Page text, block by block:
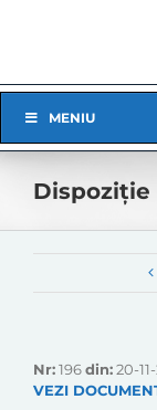
Navigation
MENIU
Dispoziție
Nr:196din:20-
VEZI